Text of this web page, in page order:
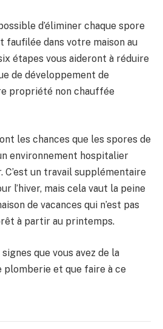
d’éliminer chaque spore
faufilée dans votre maison au
étapes vous aideront à réduire
de développement de
propriété non chauffée
les chances que les spores de
environnement hospitalier
un travail supplémentaire
l’hiver, mais cela vaut la peine
de vacances qui n’est pas
à partir au printemps.
que vous avez de la
plomberie et que faire à ce